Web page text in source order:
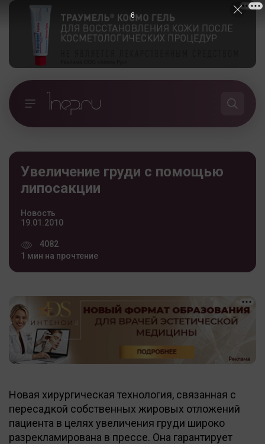
Увеличение груди с помощью
липосакции
Новость
19.01.2010
4082
1 мин на прочтение
Новая хирургическая технология, связанная с
пересадкой собственных жировых отложений
пациента в целях увеличения груди широко
разрекламирована в прессе. Она гарантирует
5